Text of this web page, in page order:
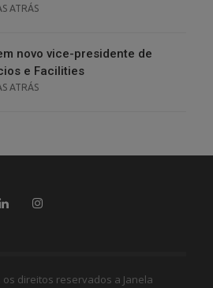
ATRÁS
novo vice-presidente de
e Facilities
ATRÁS
direitos reservados a Janela